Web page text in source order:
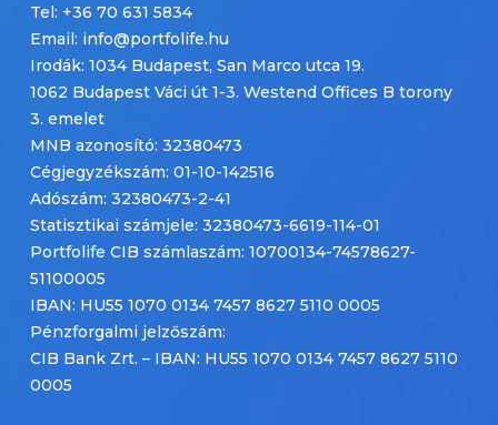
Tel: +36 70 631 5834
Email: info@portfolife.hu
Irodák: 1034 Budapest, San Marco utca 19.
1062 Budapest Váci út 1-3. Westend Offices B torony
3. emelet
MNB azonosító: 32380473
Cégjegyzékszám: 01-10-142516
Adószám: 32380473-2-41
Statisztikai számjele: 32380473-6619-114-01
Portfolife CIB számlaszám: 10700134-74578627-
51100005
IBAN: HU55 1070 0134 7457 8627 5110 0005
Pénzforgalmi jelzőszám:
CIB Bank Zrt. – IBAN: HU55 1070 0134 7457 8627 5110
0005